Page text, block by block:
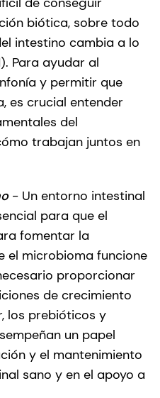
biótica, sobre todo
intestino cambia a lo
Para ayudar al
y permitir que
es crucial entender
del
trabajan juntos en
- Un entorno intestinal
para que el
fomentar la
el microbioma funcione
proporcionar
de crecimiento
los prebióticos y
un papel
y el mantenimiento
sano y en el apoyo a